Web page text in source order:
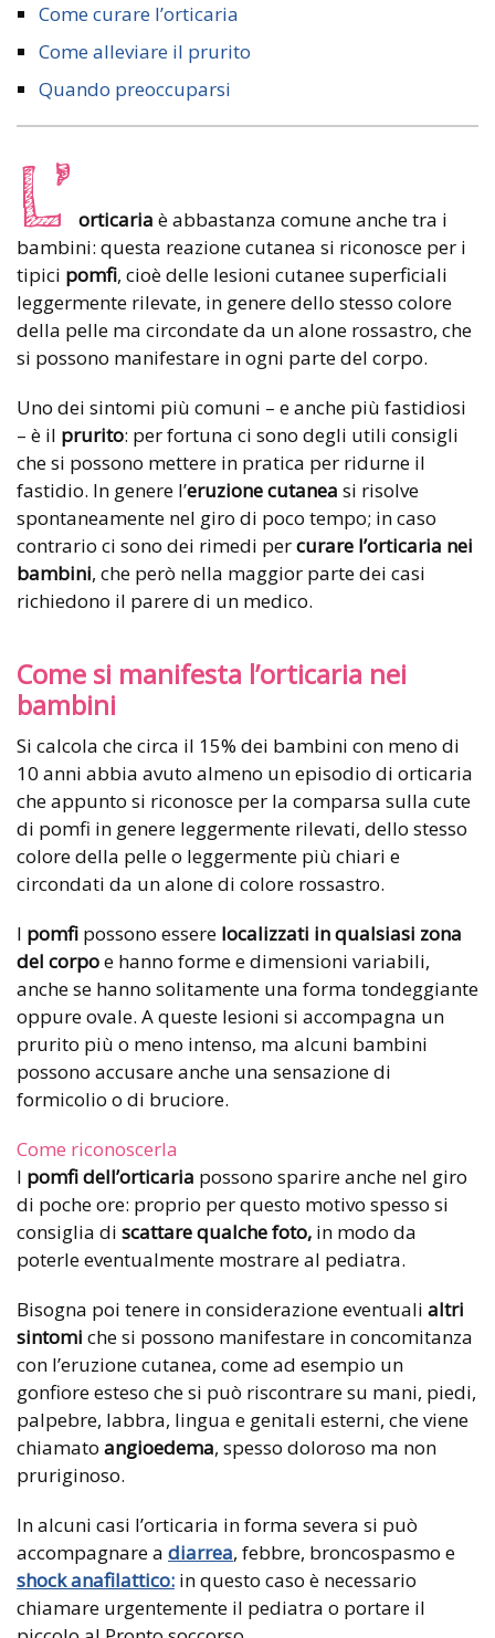
Come curare l’orticaria
Come alleviare il prurito
Quando preoccuparsi
L’ orticaria è abbastanza comune anche tra i
bambini: questa reazione cutanea si riconosce per i
tipici pomfi, cioè delle lesioni cutanee superficiali
leggermente rilevate, in genere dello stesso colore
della pelle ma circondate da un alone rossastro, che
si possono manifestare in ogni parte del corpo.
Uno dei sintomi più comuni – e anche più fastidiosi
– è il prurito: per fortuna ci sono degli utili consigli
che si possono mettere in pratica per ridurne il
fastidio. In genere l’eruzione cutanea si risolve
spontaneamente nel giro di poco tempo; in caso
contrario ci sono dei rimedi percurare l’orticaria nei
bambini, che però nella maggior parte dei casi
richiedono il parere di un medico.
Come si manifesta l’orticaria nei
bambini
Si calcola che circa il 15% dei bambini con meno di
10 anni abbia avuto almeno un episodio di orticaria
che appunto si riconosce per la comparsa sulla cute
di pomfi in genere leggermente rilevati, dello stesso
colore della pelle o leggermente più chiari e
circondati da un alone di colore rossastro.
I pomfi possono essere localizzati in qualsiasi zona
del corpoe hanno forme e dimensioni variabili,
anche se hanno solitamente una forma tondeggiante
oppure ovale. A queste lesioni si accompagna un
prurito più o meno intenso, ma alcuni bambini
possono accusare anche una sensazione di
formicolio o di bruciore.
Come riconoscerla
I pomfi dell’orticaria possono sparire anche nel giro
di poche ore: proprio per questo motivo spesso si
consiglia di scattare qualche foto, in modo da
poterle eventualmente mostrare al pediatra.
Bisogna poi tenere in considerazione eventuali altri
sintomi che si possono manifestare in concomitanza
con l’eruzione cutanea, come ad esempio un
gonfiore esteso che si può riscontrare su mani, piedi,
palpebre, labbra, lingua e genitali esterni, che viene
chiamato angioedema, spesso doloroso ma non
pruriginoso.
In alcuni casi l’orticaria in forma severa si può
accompagnare a diarrea, febbre, broncospasmo e
shock anafilattico: in questo caso è necessario
chiamare urgentemente il pediatra o portare il